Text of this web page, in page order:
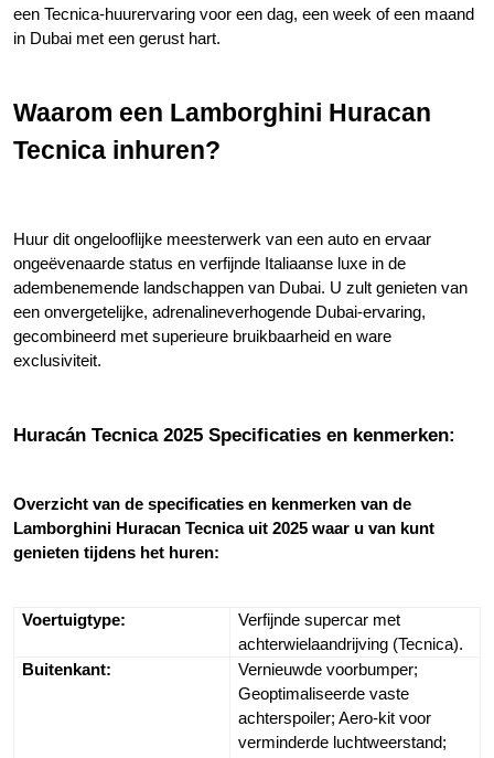
een Tecnica-huurervaring voor een dag, een week of een maand
in Dubai met een gerust hart.
Waarom een Lamborghini Huracan
Tecnica inhuren?
Huur dit ongelooflijke meesterwerk van een auto en ervaar
ongeëvenaarde status en verfijnde Italiaanse luxe in de
adembenemende landschappen van Dubai. U zult genieten van
een onvergetelijke, adrenalineverhogende Dubai-ervaring,
gecombineerd met superieure bruikbaarheid en ware
exclusiviteit.
Huracán Tecnica 2025 Specificaties en kenmerken:
Overzicht van de specificaties en kenmerken van de
Lamborghini Huracan Tecnica uit 2025 waar u van kunt
genieten tijdens het huren:
Voertuigtype:
Verfijnde supercar met
achterwielaandrijving (Tecnica).
Buitenkant:
Vernieuwde voorbumper;
Geoptimaliseerde vaste
achterspoiler; Aero-kit voor
verminderde luchtweerstand;